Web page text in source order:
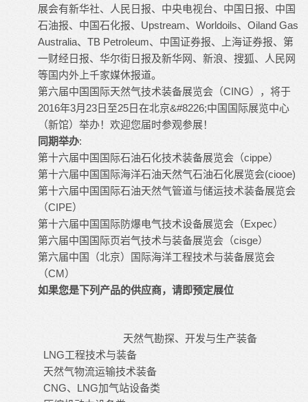
展会有新华社、人民日报、中央电视台、中国日报、中国
石油报、中国石化报、Upstream、Worldoils、Oiland Gas
Australia、TB Petroleum、中国证券报、上海证券报、第
一财经日报、华尔街日报及新华网、新浪、搜狐、人民网
等国内外上千家媒休报道。
第六届中国国际天然气技术装备展览会（CING），将于
2016年3月23日至25日在北京&#8226;中国国际展览中心
（新馆）举办！欢迎您届时参观参展！
同期举办:
第十六届中国国际石油石化技术装备展览会（cippe）
第十六届中国国际海洋石油天然气石油石化展览会(ciooe)
第十六届中国国际石油天然气管道与储运技术装备展览会
（CIPE）
第十六届中国国际防爆电气技术设备展览会（Expec）
第六届中国国际页岩气技术与装备展览会（cisge）
第六届中国（北京）国际海洋工程技术与装备展览会
（CM）
如果您是下列产品的供应商，请即预定展位
天然气勘探、开发与生产装备
LNG工程技术与装备
天然气物流运输技术装备
CNG、LNG加气站设备类